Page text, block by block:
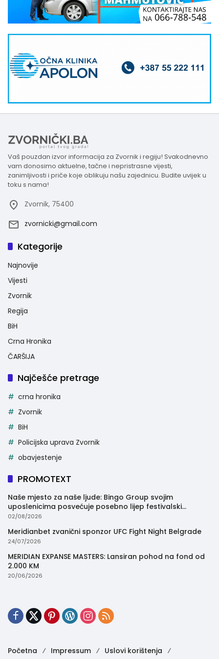
Vaš pouzdan izvor informacija za Zvornik i regiju! Svakodnevno
vam donosimo aktuelne, tačne i nepristrasne vijesti,
zanimljivosti i priče koje oblikuju našu zajednicu. Budite uvijek u
toku s nama!
Zvornik, 75400
zvornicki@gmail.com
Kategorije
Najnovije
Vijesti
Zvornik
Regija
BiH
Crna Hronika
ČARŠIJA
Najčešće pretrage
crna hronika
Zvornik
BiH
Policijska uprava Zvornik
obavjestenje
PROMOTEXT
Naše mjesto za naše ljude: Bingo Group svojim
uposlenicima posvećuje posebno lijep festivalski
trenutak
02/08/2026
Meridianbet zvanični sponzor UFC Fight Night Belgrade
24/07/2026
MERIDIAN EXPANSE MASTERS: Lansiran pohod na fond od
2.000 KM
20/06/2026
Početna Impressum
Uslovi korištenja